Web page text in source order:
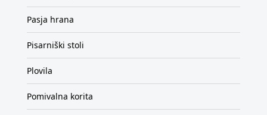
Pasja hrana
Pisarniški stoli
Plovila
Pomivalna korita